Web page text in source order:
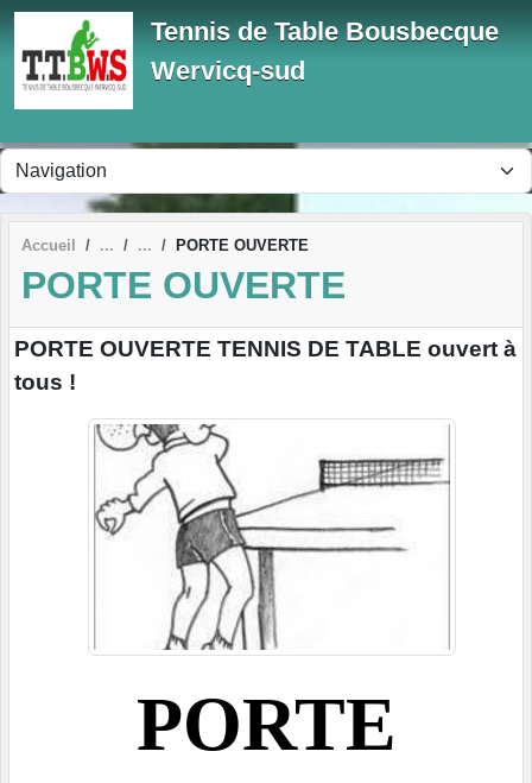
Tennis de Table Bousbecque
Wervicq-sud
Accueil PORTE OUVERTE
PORTE OUVERTE
PORTE OUVERTE TENNIS DE TABLE ouvert à
tous !
PORTE
Panneau de gestion des cookies